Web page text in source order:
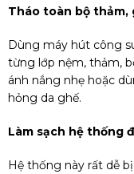
Tháo toàn bộ thảm,
Dùng máy hút công
từng lớp nệm, thảm,
ánh nắng nhẹ hoặc
hỏng da ghế.
Làm sạch hệ thống
Hệ thống này rất dễ